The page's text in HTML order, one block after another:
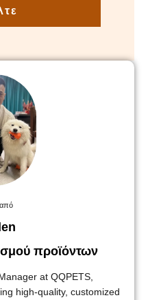
προϊόντων
at QQPETS,
high-quality, customized